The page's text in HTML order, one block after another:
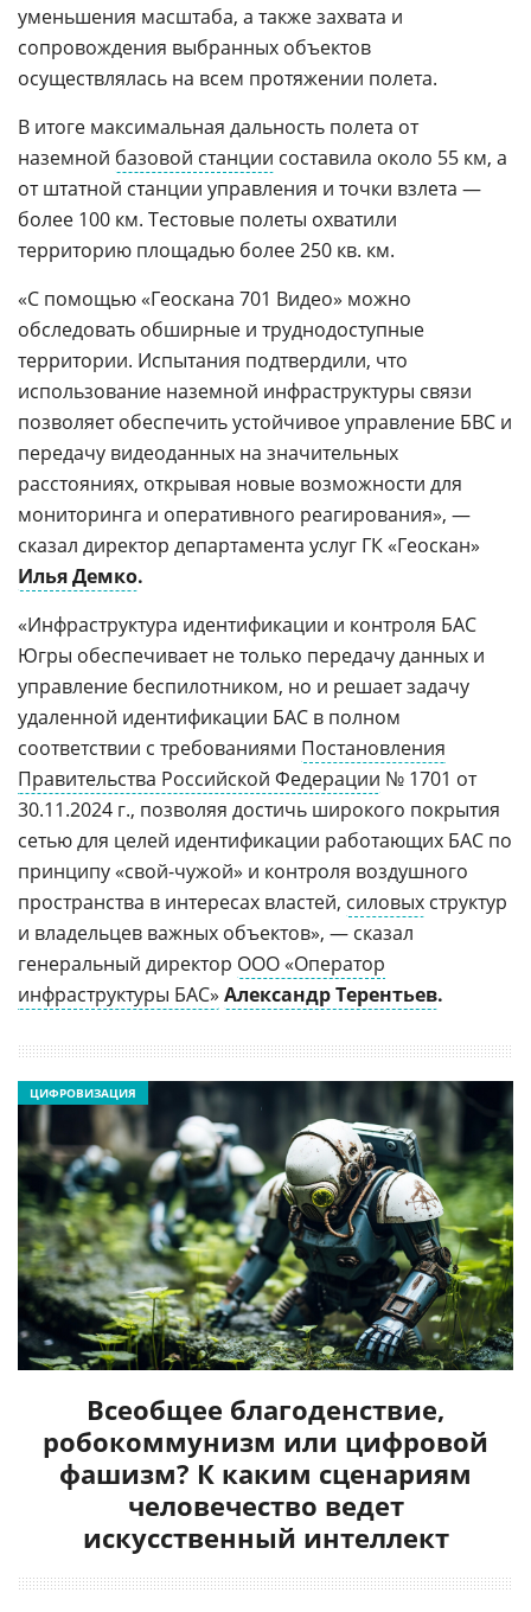
уменьшения масштаба, а также захвата и
сопровождения выбранных объектов
осуществлялась на всем протяжении полета.
В итоге максимальная дальность полета от
наземной базовой станции составила около 55 км, а
от штатной станции управления и точки взлета —
более 100 км. Тестовые полеты охватили
территорию площадью более 250 кв. км.
«С помощью «Геоскана 701 Видео» можно
обследовать обширные и труднодоступные
территории. Испытания подтвердили, что
использование наземной инфраструктуры связи
позволяет обеспечить устойчивое управление БВС и
передачу видеоданных на значительных
расстояниях, открывая новые возможности для
мониторинга и оперативного реагирования», —
сказал директор департамента услуг ГК «Геоскан»
Илья Демко.
«Инфраструктура идентификации и контроля БАС
Югры обеспечивает не только передачу данных и
управление беспилотником, но и решает задачу
удаленной идентификации БАС в полном
соответствии с требованиями Постановления
Правительства Российской Федерации № 1701 от
30.11.2024 г., позволяя достичь широкого покрытия
сетью для целей идентификации работающих БАС по
принципу «свой-чужой» и контроля воздушного
пространства в интересах властей, силовых структур
и владельцев важных объектов», — сказал
генеральный директор ООО «Оператор
инфраструктуры БАС» Александр Терентьев.
Всеобщее благоденствие,
робокоммунизм или цифровой
фашизм? К каким сценариям
человечество ведет
искусственный интеллект
ЦИФРОВИЗАЦИЯ